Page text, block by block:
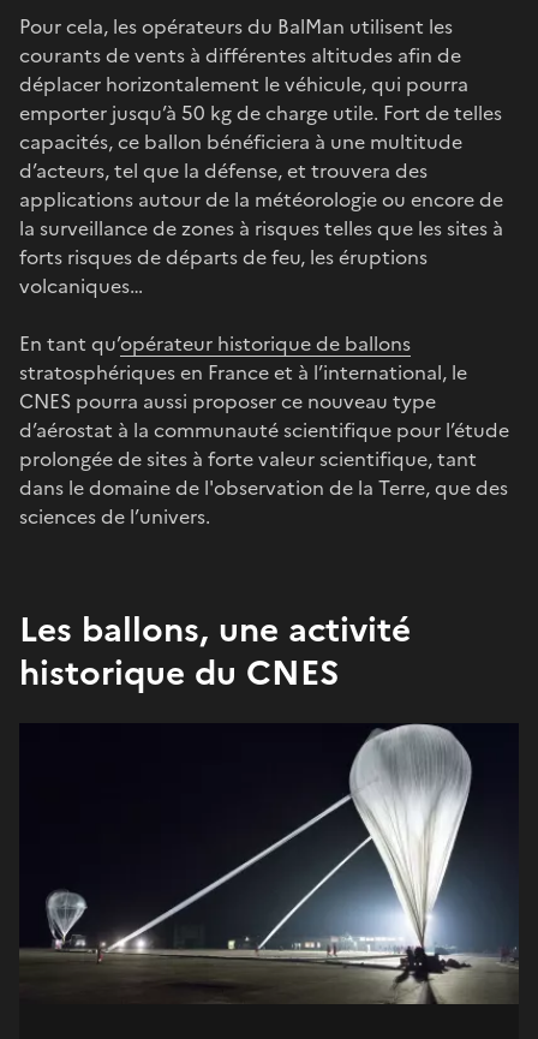
Pour cela, les opérateurs du BalMan utilisent les
courants de vents à différentes altitudes afin de
déplacer horizontalement le véhicule, qui pourra
emporter jusqu’à 50 kg de charge utile. Fort de telles
capacités, ce ballon bénéficiera à une multitude
d’acteurs, tel que la défense, et trouvera des
applications autour de la météorologie ou encore de
la surveillance de zones à risques telles que les sites à
forts risques de départs de feu, les éruptions
volcaniques…
En tant qu’opérateur historique de ballons
stratosphériques en France et à l’international, le
CNES pourra aussi proposer ce nouveau type
d’aérostat à la communauté scientifique pour l’étude
prolongée de sites à forte valeur scientifique, tant
dans le domaine de l'observation de la Terre, que des
sciences de l’univers.
Les ballons, une activité
historique du CNES